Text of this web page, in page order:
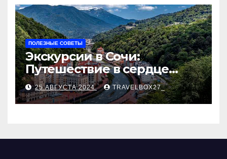
ПОЛЕЗНЫЕ СОВЕТЫ
Экскурсии в Сочи:
Путешествие в сердце
Черноморского курорта
25 АВГУСТА 2024 TRAVELBOX27_